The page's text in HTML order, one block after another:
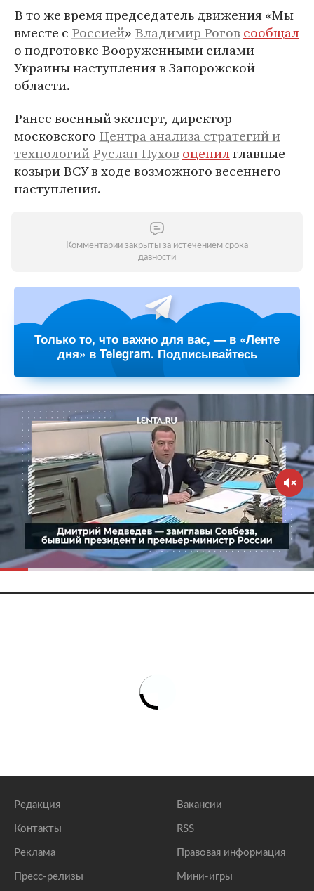
В то же время председатель движения «Мы
вместе с Россией» Владимир Рогов сообщал
о подготовке Вооруженными силами
Украины наступления в Запорожской
области.
Ранее военный эксперт, директор
московского Центра анализа стратегий и
технологийРуслан Пухов оценилглавные
козыри ВСУ в ходе возможного весеннего
наступления.
Комментарии закрыты за истечением срока
давности
Только то, что важно для вас, — в «Ленте
дня» в Telegram. Подписывайтесь
Редакция
Контакты
Реклама
Пресс-релизы
Вакансии
RSS
Правовая информация
Мини-игры